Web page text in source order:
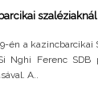
szaléziaknál
a kazincbarcikai
Nghi Ferenc SDB
A..